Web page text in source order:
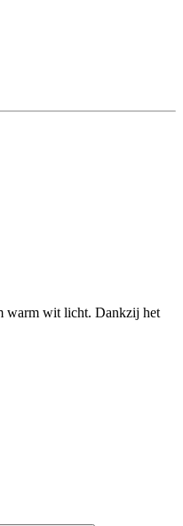
warm wit licht. Dankzij het